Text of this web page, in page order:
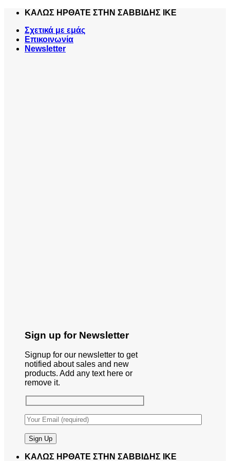
Skip
content
ΚΑΛΩΣ ΗΡΘΑΤΕ ΣΤΗΝ ΣΑΒΒΙΔΗΣ ΙΚΕ
Σχετικά με εμάς
Επικοινωνία
Newsletter
Sign up for Newsletter
Signup for our newsletter to get
notified about sales and new
products. Add any text here or
remove it.
ΚΑΛΩΣ ΗΡΘΑΤΕ ΣΤΗΝ ΣΑΒΒΙΔΗΣ ΙΚΕ